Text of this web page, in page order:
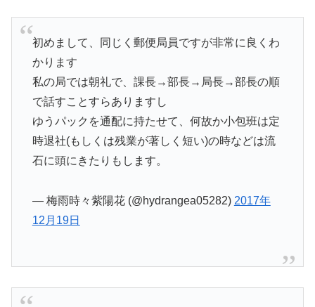
初めまして、同じく郵便局員ですが非常に良くわ
かります
私の局では朝礼で、課長→部長→局長→部長の順
で話すことすらありますし
ゆうパックを通配に持たせて、何故か小包班は定
時退社(もしくは残業が著しく短い)の時などは流
石に頭にきたりもします。
— 梅雨時々紫陽花 (@hydrangea05282) 2017年
12月19日